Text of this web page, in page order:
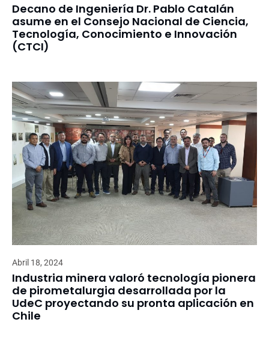
Decano de Ingeniería Dr. Pablo Catalán
asume en el Consejo Nacional de Ciencia,
Tecnología, Conocimiento e Innovación
(CTCI)
Abril 18, 2024
Industria minera valoró tecnología pionera
de pirometalurgia desarrollada por la
UdeC proyectando su pronta aplicación en
Chile